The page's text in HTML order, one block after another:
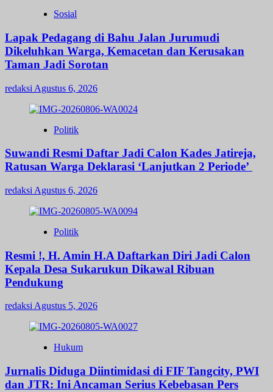
Sosial
Lapak Pedagang di Bahu Jalan Jurumudi
Dikeluhkan Warga, Kemacetan dan Kerusakan
Taman Jadi Sorotan
redaksi Agustus 6, 2026
Politik
Suwandi Resmi Daftar Jadi Calon Kades Jatireja,
Ratusan Warga Deklarasi ‘Lanjutkan 2 Periode’
redaksi Agustus 6, 2026
Politik
Resmi !, H. Amin H.A Daftarkan Diri Jadi Calon
Kepala Desa Sukarukun Dikawal Ribuan
Pendukung
redaksi Agustus 5, 2026
Hukum
Jurnalis Diduga Diintimidasi di FIF Tangcity, PWI
dan JTR: Ini Ancaman Serius Kebebasan Pers